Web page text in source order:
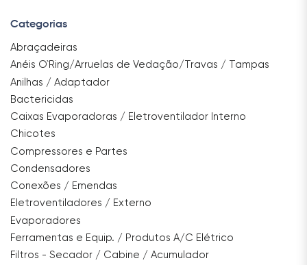
Categorias
Abraçadeiras
Anéis O`Ring/Arruelas de Vedação/Travas / Tampas
Anilhas / Adaptador
Bactericidas
Caixas Evaporadoras / Eletroventilador Interno
Chicotes
Compressores e Partes
Condensadores
Conexões / Emendas
Eletroventiladores / Externo
Evaporadores
Ferramentas e Equip. / Produtos A/C Elétrico
Filtros - Secador / Cabine / Acumulador